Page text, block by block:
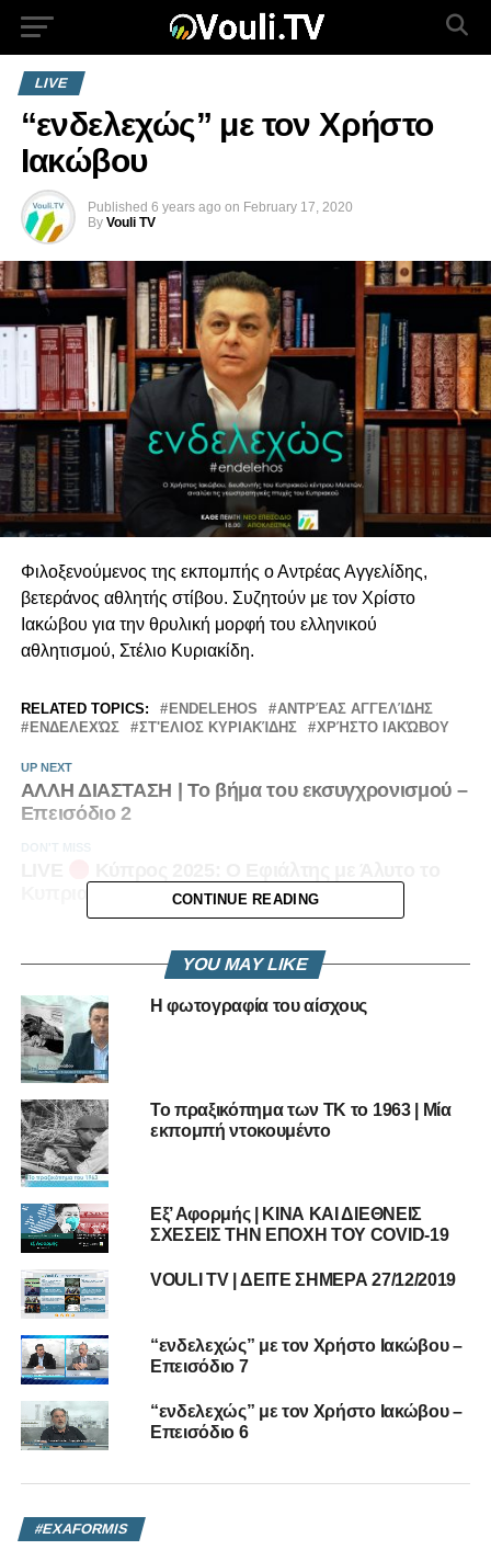
LIVE
“ενδελεχώς” με τον Χρήστο
Ιακώβου
Published 6 years ago on February 17, 2020
By Vouli TV
Φιλοξενούμενος της εκπομπής ο Αντρέας Αγγελίδης,
βετεράνος αθλητής στίβου. Συζητούν με τον Χρίστο
Ιακώβου για την θρυλική μορφή του ελληνικού
αθλητισμού, Στέλιο Κυριακίδη.
RELATED TOPICS: ENDELEHOS
ΑΝΤΡΈΑΣ ΑΓΓΕΛΊΔΗΣ
ΕΝΔΕΛΕΧΏΣ
ΣΤ'ΕΛΙΟΣ ΚΥΡΙΑΚΊΔΗΣ ΧΡΉΣΤΟ ΙΑΚΏΒΟΥ
UP NEXT
ΑΛΛΗ ΔΙΑΣΤΑΣΗ | Το βήμα του εκσυγχρονισμού –
Επεισόδιο 2
DON'T MISS
CONTINUE READING
YOU MAY LIKE
Η φωτογραφία του αίσχους
Το πραξικόπημα των ΤΚ το 1963 | Μία
εκπομπή ντοκουμέντο
Εξ’ Αφορμής | ΚΙΝΑ ΚΑΙ ΔΙΕΘΝΕΙΣ
ΣΧΕΣΕΙΣ ΤΗΝ ΕΠΟΧΗ ΤΟΥ COVID-19
VOULI TV | ΔΕΙΤΕ ΣΗΜΕΡΑ 27/12/2019
“ενδελεχώς” με τον Χρήστο Ιακώβου –
Επεισόδιο 7
“ενδελεχώς” με τον Χρήστο Ιακώβου –
Επεισόδιο 6
#EXAFORMIS